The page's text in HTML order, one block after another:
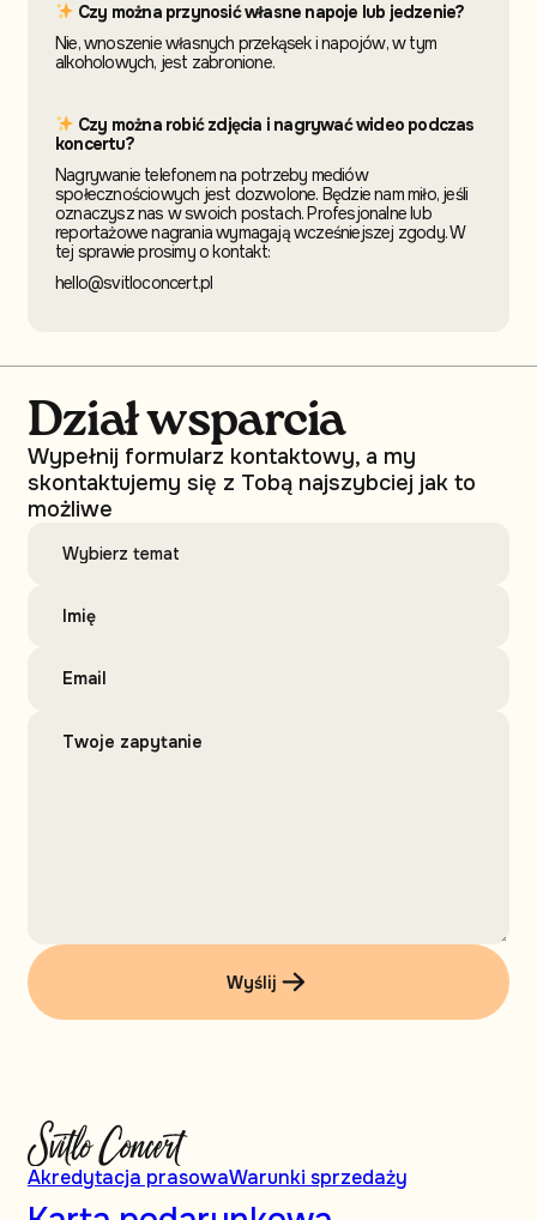
Czy można przynosić własne napoje lub jedzenie?
Nie, wnoszenie własnych przekąsek i napojów, w tym
alkoholowych, jest zabronione.
Czy można robić zdjęcia i nagrywać wideo podczas
koncertu?
Nagrywanie telefonem na potrzeby mediów
społecznościowych jest dozwolone. Będzie nam miło, jeśli
oznaczysz nas w swoich postach. Profesjonalne lub
reportażowe nagrania wymagają wcześniejszej zgody. W
tej sprawie prosimy o kontakt:
hello@svitloconcert.pl
Dział wsparcia
Wypełnij formularz kontaktowy, a my
skontaktujemy się z Tobą najszybciej jak to
możliwe
Wyślij
Akredytacja prasowaWarunki sprzedaży